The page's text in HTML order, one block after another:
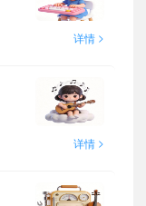
详情 >
详情 >